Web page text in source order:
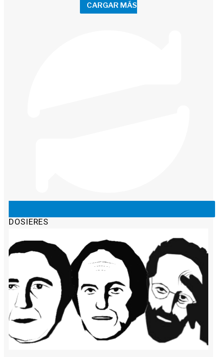
CARGAR MÁS
DOSIERES